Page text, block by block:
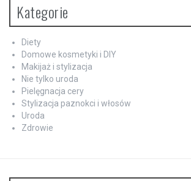
Kategorie
Diety
Domowe kosmetyki i DIY
Makijaż i stylizacja
Nie tylko uroda
Pielęgnacja cery
Stylizacja paznokci i włosów
Uroda
Zdrowie